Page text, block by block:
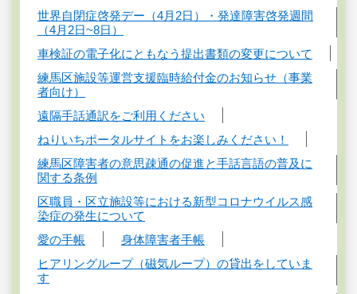
世界自閉症啓発デー（4月2日）・発達障害啓発週間
（4月2日~8日）
車検証の電子化にともなう提出書類の変更について
練馬区施設等運営支援臨時給付金のお知らせ（事業
者向け）
遠隔手話通訳をご利用ください
ねりいちポータルサイトをお楽しみください！
練馬区障害者の意思疎通の促進と手話言語の普及に
関する条例
区職員・区立施設等における新型コロナウイルス感
染症の発生について
愛の手帳
身体障害者手帳
ヒアリングループ（磁気ループ）の貸出をしていま
す